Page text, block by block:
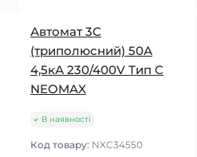
Автомат 3C
(триполюсний) 50А
4,5кА 230/400V Тип C
NEOMAX
В наявності
Код товару: NXC34550